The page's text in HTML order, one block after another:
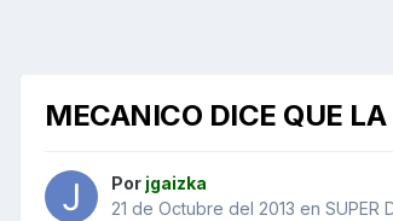
MECANICO DICE QUE
Por jgaizka
21 de Octubre del 2013 en SUPER